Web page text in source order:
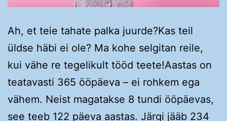
Ah, et teie tahate palka juurde?Kas teil
üldse häbi ei ole? Ma kohe selgitan reile,
kui vähe re tegelikult tööd teete!Aastas on
teatavasti 365 ööpäeva – ei rohkem ega
vähem. Neist magatakse 8 tundi ööpäevas,
see teeb 122 päeva aastas. Järgi jääb 234